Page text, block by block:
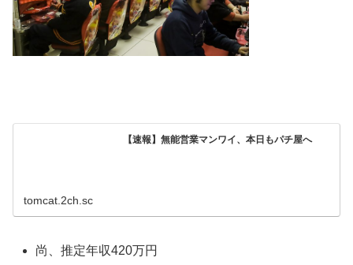
【速報】無能営業マンワイ、本日もパチ屋へ
tomcat.2ch.sc
尚、推定年収420万円